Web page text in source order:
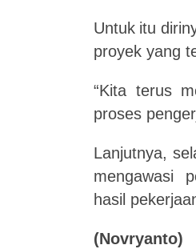
Untuk itu
proyek yang
“Kita terus
proses
Lanjutnya,
mengawasi
hasil
(Novryanto)